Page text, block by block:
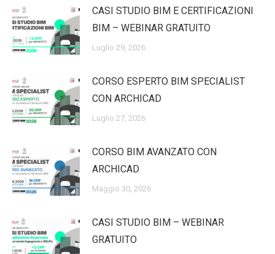
CASI STUDIO BIM E CERTIFICAZIONI
BIM – WEBINAR GRATUITO
Luglio 29, 2026
CORSO ESPERTO BIM SPECIALIST
CON ARCHICAD
Luglio 27, 2026
CORSO BIM AVANZATO CON
ARCHICAD
Maggio 30, 2026
CASI STUDIO BIM – WEBINAR
GRATUITO